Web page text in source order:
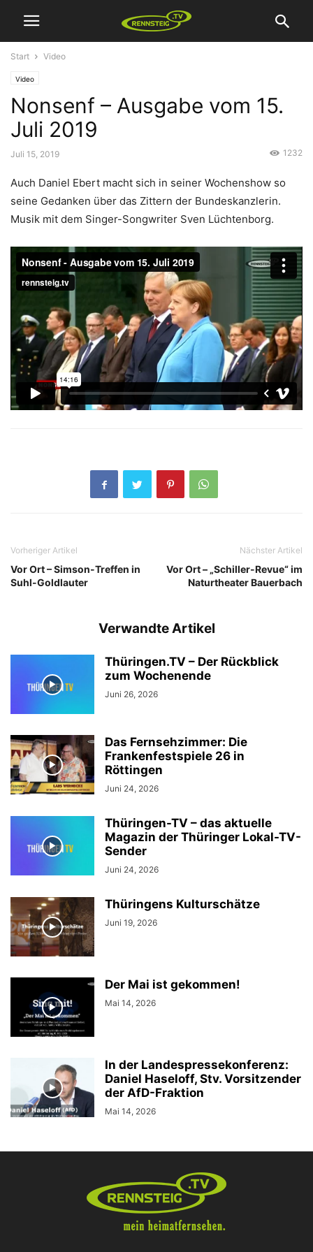
Start Video
Video
Nonsenf – Ausgabe vom 15.
Juli 2019
Juli 15, 2019 1232
Auch Daniel Ebert macht sich in seiner Wochenshow so
seine Gedanken über das Zittern der Bundeskanzlerin.
Musik mit dem Singer-Songwriter Sven Lüchtenborg.
Vorheriger Artikel
Vor Ort – Simson-Treffen in
Suhl-Goldlauter
Nächster Artikel
Vor Ort – „Schiller-Revue“ im
Naturtheater Bauerbach
Verwandte Artikel
Thüringen.TV – Der Rückblick
zum Wochenende
Juni 26, 2026
Das Fernsehzimmer: Die
Frankenfestspiele 26 in
Röttingen
Juni 24, 2026
Thüringen-TV – das aktuelle
Magazin der Thüringer Lokal-TV-
Sender
Juni 24, 2026
Thüringens Kulturschätze
Juni 19, 2026
Der Mai ist gekommen!
Mai 14, 2026
In der Landespressekonferenz:
Daniel Haseloff, Stv. Vorsitzender
der AfD-Fraktion
Mai 14, 2026